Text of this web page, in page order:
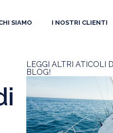
SIAMO I NOSTRI CLIENTI
LEGGI ALTRI ATICOLI
BLOG!